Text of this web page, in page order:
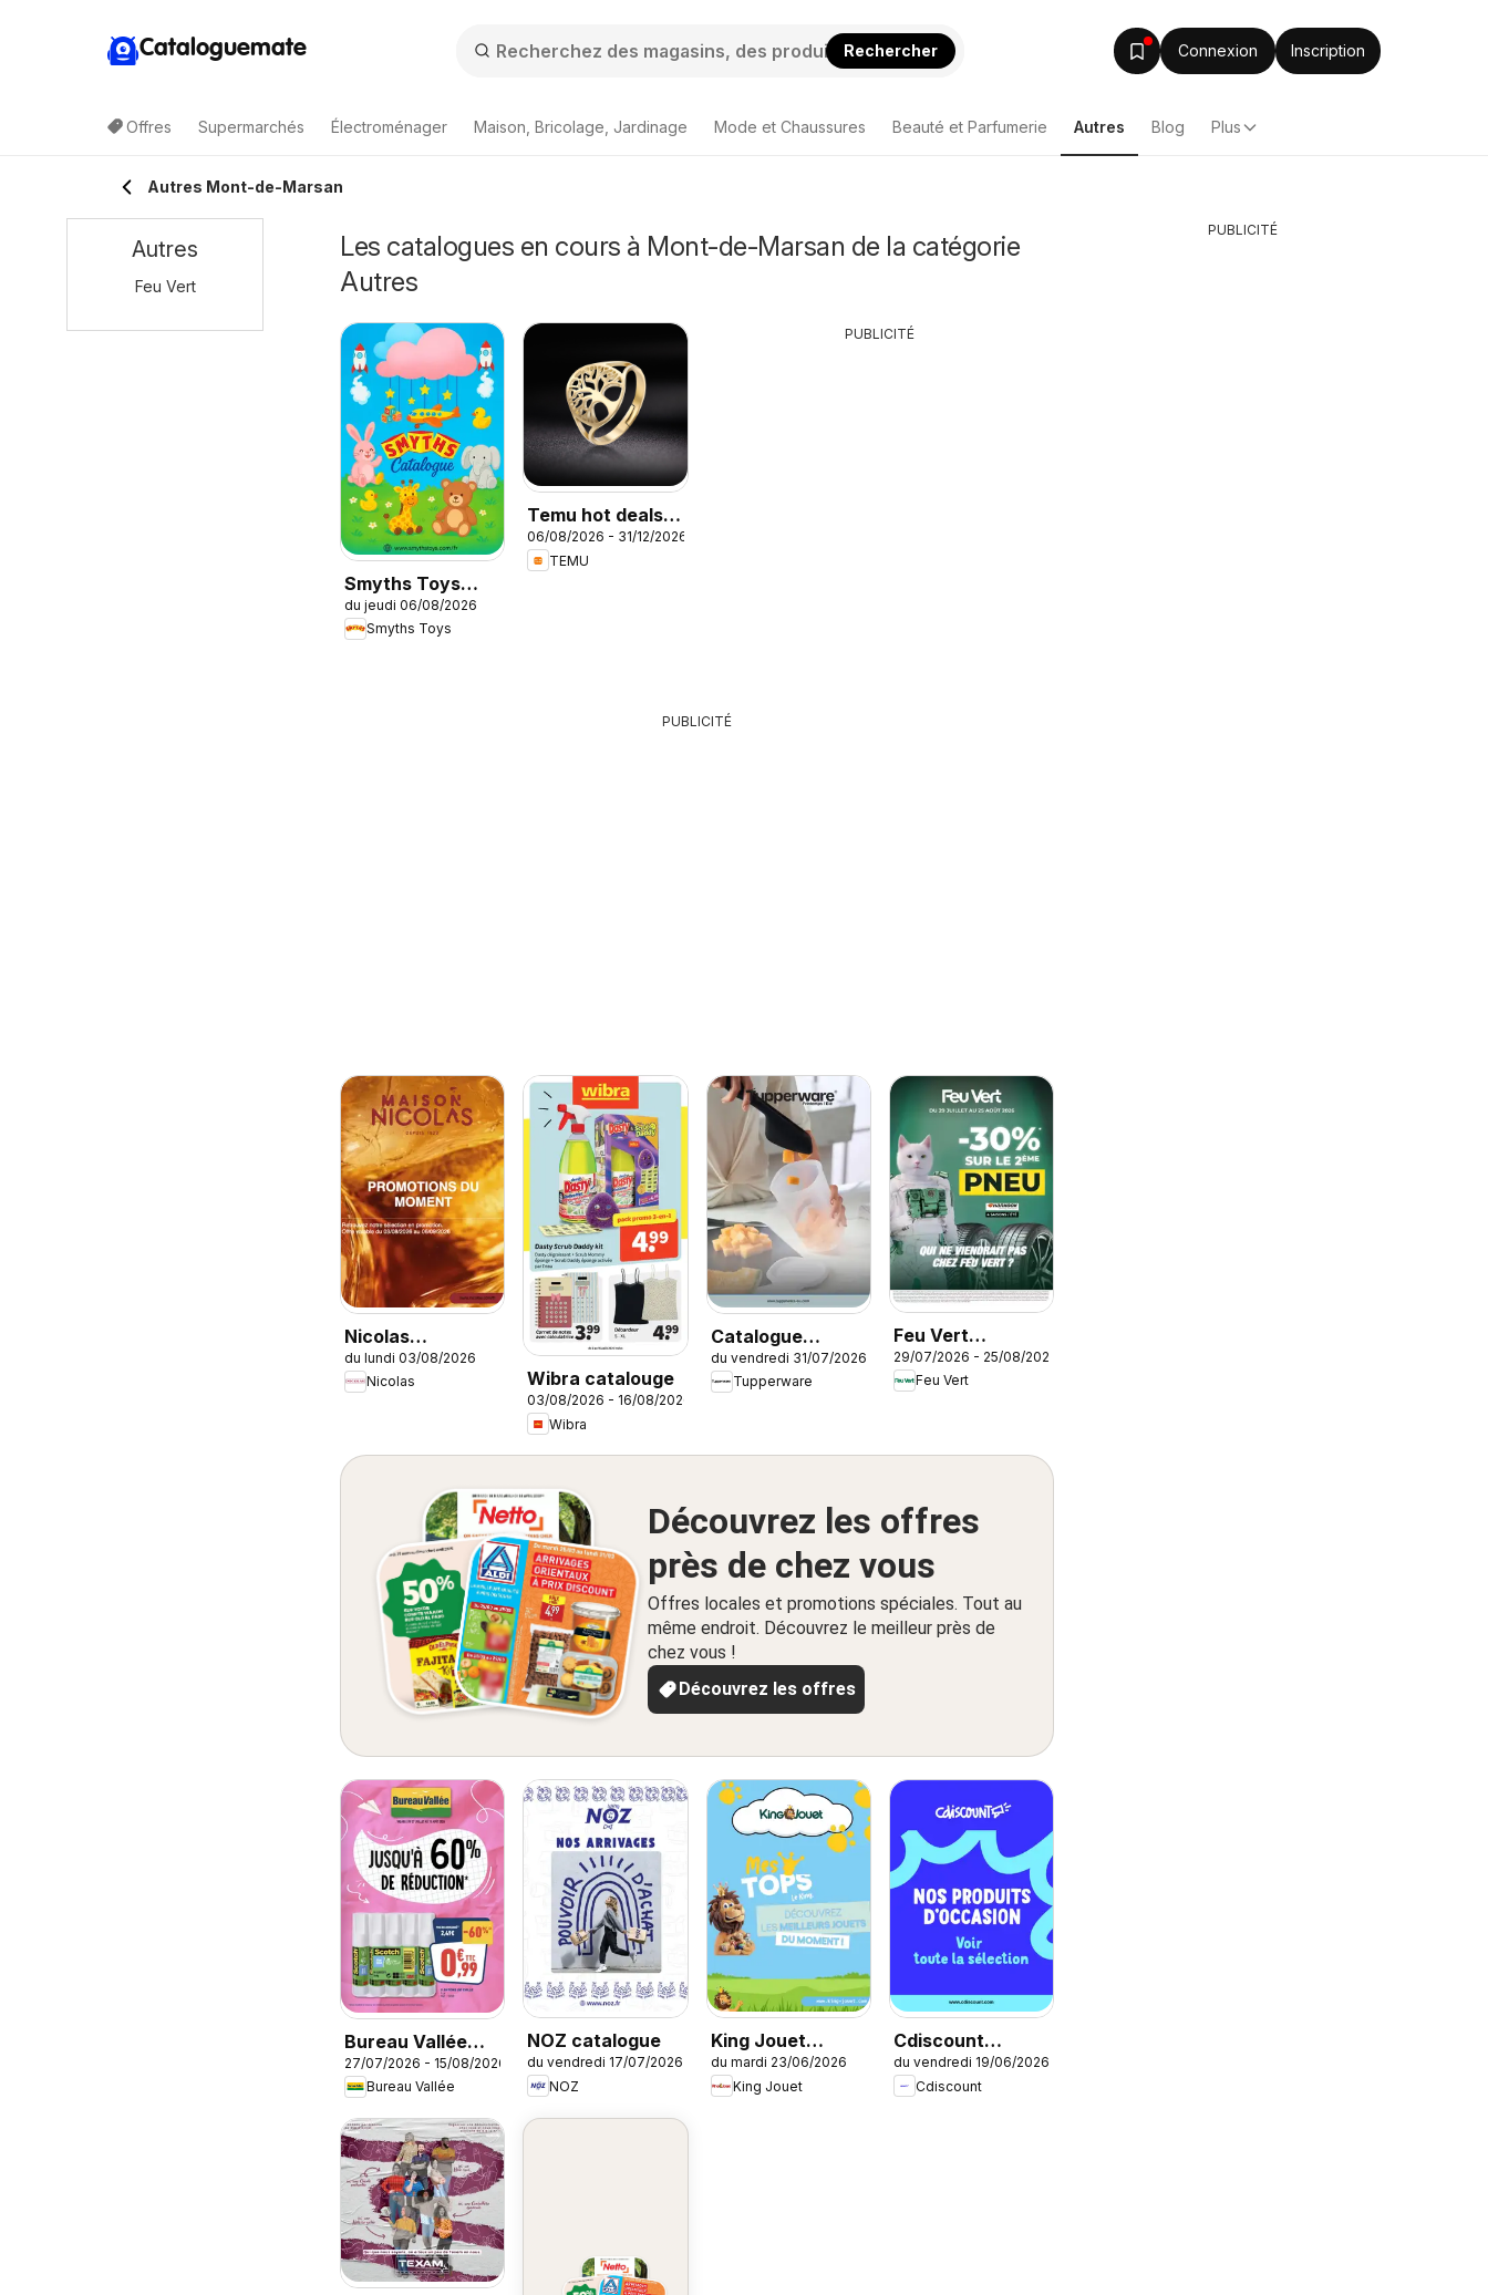
Cataloguemate Rechercher Connexion Inscription
Offres Supermarchés Électroménager Maison, Bricolage, Jardinage Mode et Chaussures Beauté et Parfumerie Autres Blog Plus
Autres Mont-de-Marsan
Les catalogues en cours à Mont-de-Marsan de la catégorie
Autres
Smyths Toys
catalogue
du jeudi 06/08/2026
Smyths Toys
Temu hot deals –
France
06/08/2026 - 31/12/2026
TEMU
PUBLICITÉ
PUBLICITÉ
Nicolas
catalogue
du lundi 03/08/2026
Nicolas
Wibra catalouge
03/08/2026 - 16/08/2026
Wibra
Catalogue
Tupperware Été
du vendredi 31/07/2026
Tupperware
Feu Vert
catalogue
29/07/2026 - 25/08/2026
Feu Vert
Découvrez les offres
près de chez vous
Offres locales et promotions spéciales. Tout au
même endroit. Découvrez le meilleur près de
chez vous !
Découvrez les offres
Bureau Vallée
catalogue
27/07/2026 - 15/08/2026
Bureau Vallée
NOZ catalogue
du vendredi 17/07/2026
NOZ
King Jouet
catalogue
du mardi 23/06/2026
King Jouet
Cdiscount
catalogue
du vendredi 19/06/2026
Cdiscount
Autres
Feu Vert
PUBLICITÉ